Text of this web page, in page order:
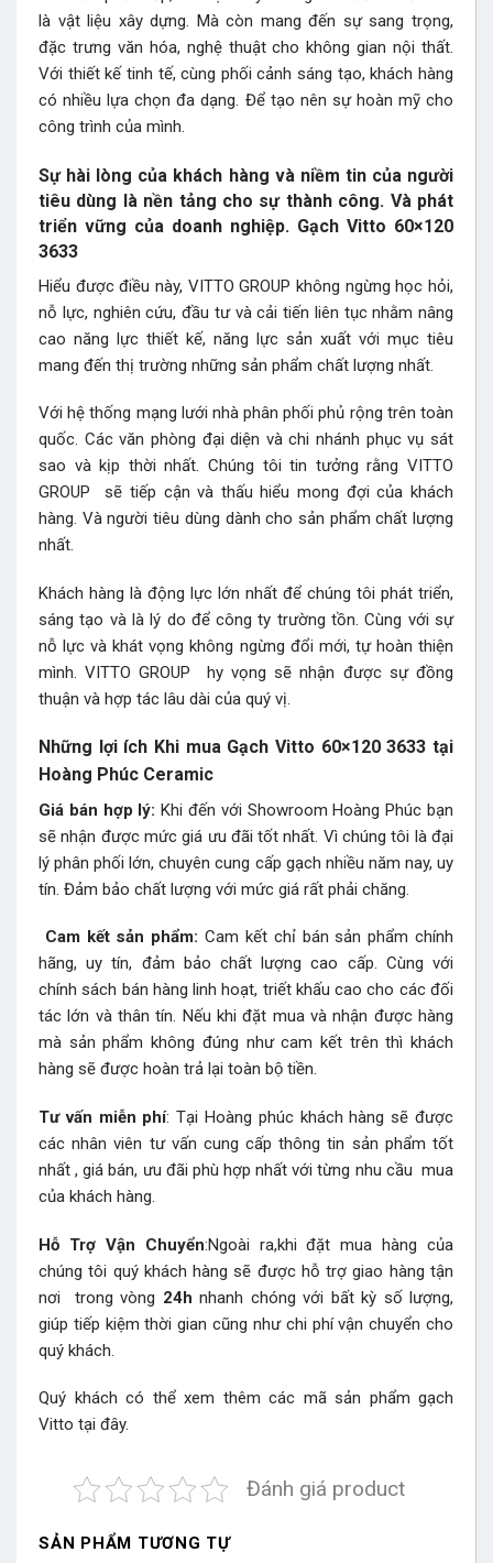
là vật liệu xây dựng. Mà còn mang đến sự sang trọng,
đặc trưng văn hóa, nghệ thuật cho không gian nội thất.
Với thiết kế tinh tế, cùng phối cảnh sáng tạo, khách hàng
có nhiều lựa chọn đa dạng. Để tạo nên sự hoàn mỹ cho
công trình của mình.
Sự hài lòng của khách hàng và niềm tin của người
tiêu dùng là nền tảng cho sự thành công. Và phát
triển vững của doanh nghiệp. Gạch Vitto 60×120
3633
Hiểu được điều này, VITTO GROUP không ngừng học hỏi,
nỗ lực, nghiên cứu, đầu tư và cải tiến liên tục nhằm nâng
cao năng lực thiết kế, năng lực sản xuất với mục tiêu
mang đến thị trường những sản phẩm chất lượng nhất.
Với hệ thống mạng lưới nhà phân phối phủ rộng trên toàn
quốc. Các văn phòng đại diện và chi nhánh phục vụ sát
sao và kịp thời nhất. Chúng tôi tin tưởng rằng VITTO
GROUP sẽ tiếp cận và thấu hiểu mong đợi của khách
hàng. Và người tiêu dùng dành cho sản phẩm chất lượng
nhất.
Khách hàng là động lực lớn nhất để chúng tôi phát triển,
sáng tạo và là lý do để công ty trường tồn. Cùng với sự
nỗ lực và khát vọng không ngừng đổi mới, tự hoàn thiện
mình. VITTO GROUP hy vọng sẽ nhận được sự đồng
thuận và hợp tác lâu dài của quý vị.
Những lợi ích Khi mua Gạch Vitto 60×120 3633 tại
Hoàng Phúc Ceramic
Giá bán hợp lý:Khi đến với Showroom Hoàng Phúc bạn
sẽ nhận được mức giá ưu đãi tốt nhất. Vì chúng tôi là đại
lý phân phối lớn, chuyên cung cấp gạch nhiều năm nay, uy
tín. Đảm bảo chất lượng với mức giá rất phải chăng.
Cam kết sản phẩm: Cam kết chỉ bán sản phẩm chính
hãng, uy tín, đảm bảo chất lượng cao cấp. Cùng với
chính sách bán hàng linh hoạt, triết khấu cao cho các đối
tác lớn và thân tín. Nếu khi đặt mua và nhận được hàng
mà sản phẩm không đúng như cam kết trên thì khách
hàng sẽ được hoàn trả lại toàn bộ tiền.
Tư vấn miễn phí: Tại Hoàng phúc khách hàng sẽ được
các nhân viên tư vấn cung cấp thông tin sản phẩm tốt
nhất , giá bán, ưu đãi phù hợp nhất với từng nhu cầu mua
của khách hàng.
Hỗ Trợ Vận Chuyển:Ngoài ra,khi đặt mua hàng của
chúng tôi quý khách hàng sẽ được hỗ trợ giao hàng tận
nơi trong vòng 24h nhanh chóng với bất kỳ số lượng,
giúp tiếp kiệm thời gian cũng như chi phí vận chuyển cho
quý khách.
Quý khách có thể xem thêm các mã sản phẩm gạch
Vitto tại đây.
Đánh giá product
SẢN PHẨM TƯƠNG TỰ